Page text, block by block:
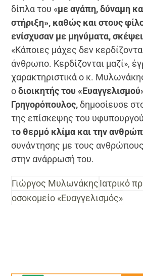
δίπλα του «με αγάπη, δύναμη
στήριξη», καθώς και στους
ενίσχυσαν με μηνύματα,
«Κάποιες μάχες δεν
άνθρωπο. Κερδίζονται μαζί»,
χαρακτηριστικά o κ.
οδιοικητής του
Γρηγορόπουλος, δημοσίευσε
της επίσκεψης του
το θερμό κλίμα και την
συνάντησης με τους
στην ανάρρωσή του.
Γιώργος ΜυλωνάκηςΙατρικό
οσοκομείο «Ευαγγελισμός»